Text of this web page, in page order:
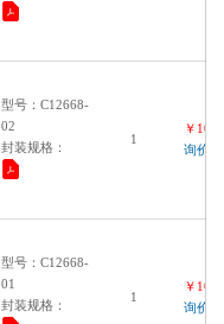
型号：C12668-
02
封装规格：
1
￥
询价
型号：C12668-
01
封装规格：
1
￥
询价